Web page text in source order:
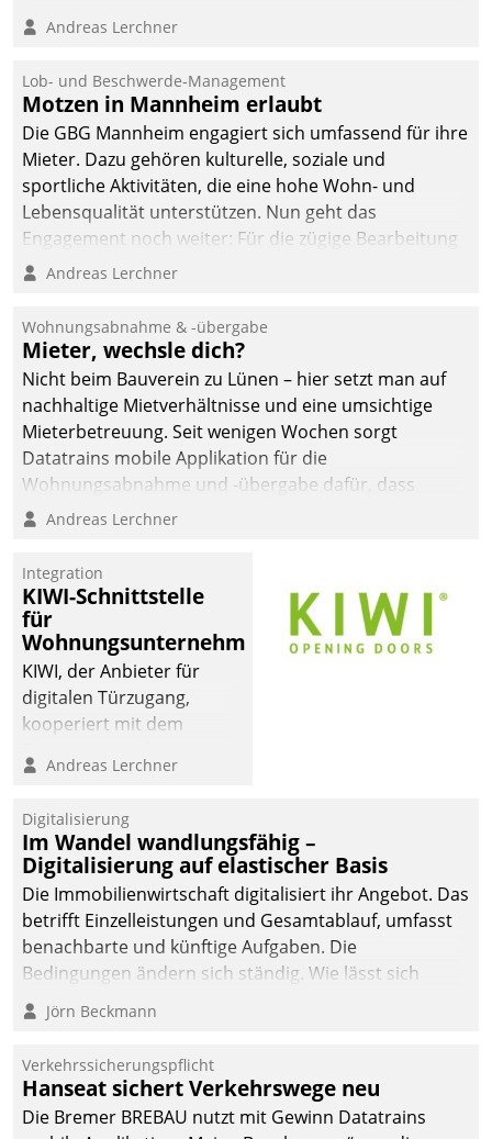
Andreas Lerchner
Lob- und Beschwerde-Management
Motzen in Mannheim erlaubt
Die GBG Mannheim engagiert sich umfassend für ihre
Mieter. Dazu gehören kulturelle, soziale und
sportliche Aktivitäten, die eine hohe Wohn- und
Lebensqualität unterstützen. Nun geht das
Engagement noch weiter: Für die zügige Bearbeitung
von Beschwerden – oder Lob – richtet das
und Beschwerde-Management einen eigenen Kanal
ein.
Andreas Lerchner
Wohnungsabnahme & -übergabe
Mieter, wechsle dich?
Nicht beim Bauverein zu Lünen – hier setzt man auf
nachhaltige Mietverhältnisse und eine umsichtige
Mieterbetreuung. Seit wenigen Wochen sorgt
Datatrains mobile Applikation für die
Wohnungsabnahme und -übergabe dafür, dass
Mieter wohlgeordnet kommen und, so es sein muss,
Andreas Lerchner
Integration
KIWI-Schnittstelle
für
Wohnungsunternehmen
KIWI, der Anbieter für
digitalen Türzugang,
kooperiert mit dem
Softwareentwicklungshaus
Andreas Lerchner
Digitalisierung
Im Wandel wandlungsfähig –
Digitalisierung auf elastischer Basis
Die Immobilienwirtschaft digitalisiert ihr Angebot. Das
betrifft Einzelleistungen und Gesamtablauf, umfasst
benachbarte und künftige Aufgaben. Die
Bedingungen ändern sich ständig. Wie lässt sich
technisch die Kontrolle wahren und zugleich Freiraum
fürs Wachsen öffnen?
Jörn Beckmann
Verkehrssicherungspflicht
Hanseat sichert Verkehrswege neu
Die Bremer BREBAU nutzt mit Gewinn Datatrains